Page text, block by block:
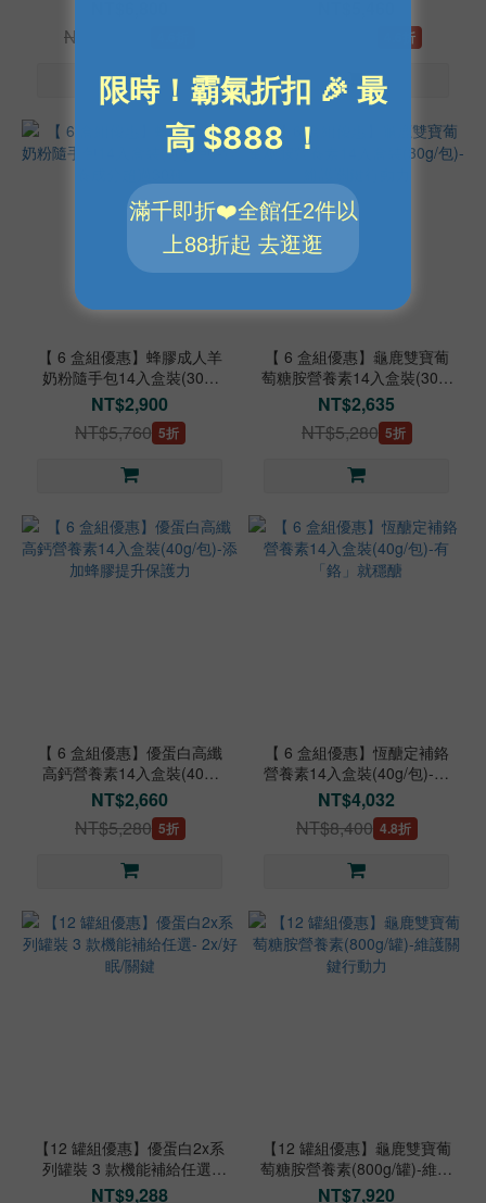
NT$14,640
4.6折
【 6 盒組優惠】蜂膠成人羊
奶粉隨手包14入盒裝(30g/
包)-營養成分超過30種
NT$2,900
NT$5,760 5折
【 6 盒組優惠】龜鹿雙寶葡
萄糖胺營養素14入盒裝(30g/
包)-維護關鍵行動力
NT$2,635
NT$5,280 5折
【 6 盒組優惠】優蛋白高纖
高鈣營養素14入盒裝(40g/
包)-添加蜂膠提升保護力
NT$2,660
NT$5,280 5折
【 6 盒組優惠】恆醣定補鉻
營養素14入盒裝(40g/包)-有
「鉻」就穩醣
NT$4,032
NT$8,400 4.8折
【12 罐組優惠】優蛋白2x系
列罐裝 3 款機能補給任選-
2x/好眠/關鍵
NT$9,288
【12 罐組優惠】龜鹿雙寶葡
萄糖胺營養素(800g/罐)-維護
關鍵行動力
NT$7,920